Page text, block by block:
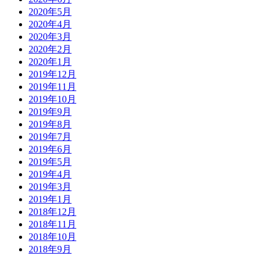
2020年5月
2020年4月
2020年3月
2020年2月
2020年1月
2019年12月
2019年11月
2019年10月
2019年9月
2019年8月
2019年7月
2019年6月
2019年5月
2019年4月
2019年3月
2019年1月
2018年12月
2018年11月
2018年10月
2018年9月